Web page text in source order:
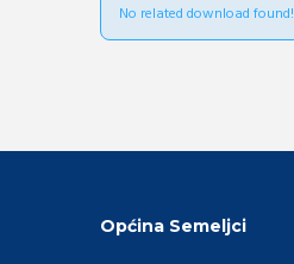
No related download found!
Općina Semeljci